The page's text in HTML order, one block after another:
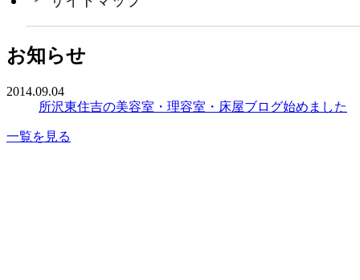
お知らせ
2014.09.04
所沢東住吉の美容室・理容室・床屋ブログ始めました
一覧を見る